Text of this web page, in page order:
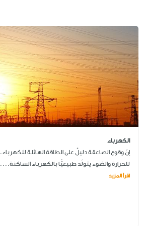
الكهرباء
إنّ وقوع الصاعقة دليلٌ على الطاقة الهائلة
للحرارة والضوء يتولّد طبيعيًّا بالكهرباء الساكنة....
اقرأ المزيد